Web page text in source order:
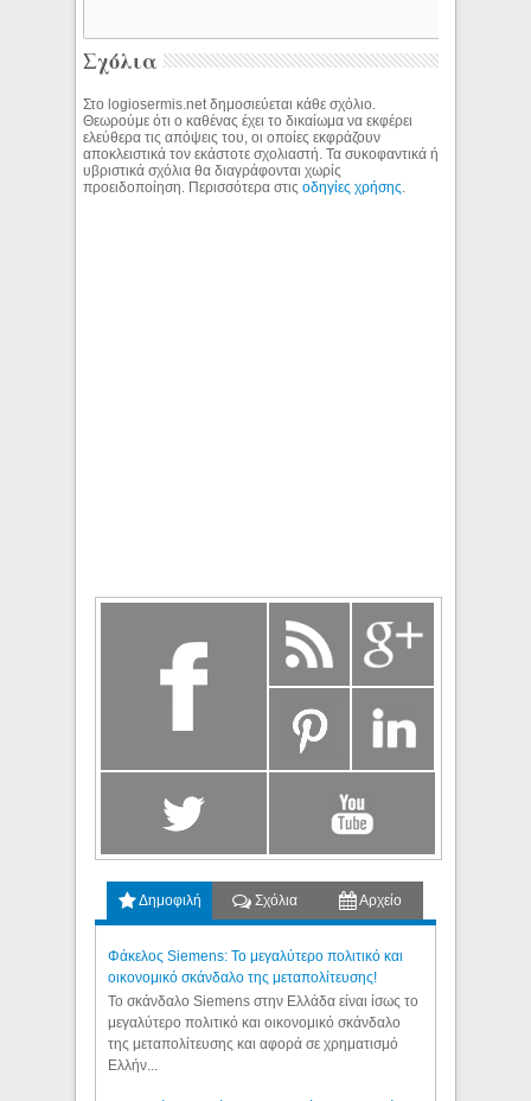
Σχόλια
Στο logiosermis.net δημοσιεύεται κάθε σχόλιο.
Θεωρούμε ότι ο καθένας έχει το δικαίωμα να εκφέρει
ελεύθερα τις απόψεις του, οι οποίες εκφράζουν
αποκλειστικά τον εκάστοτε σχολιαστή. Τα συκοφαντικά ή
υβριστικά σχόλια θα διαγράφονται χωρίς
προειδοποίηση. Περισσότερα στιςοδηγίες χρήσης.
Δημοφιλή Σχόλια Αρχείο
Φάκελος Siemens: Το μεγαλύτερο πολιτικό και
οικονομικό σκάνδαλο της μεταπολίτευσης!
Το σκάνδαλο Siemens στην Ελλάδα είναι ίσως το
μεγαλύτερο πολιτικό και οικονομικό σκάνδαλο
της μεταπολίτευσης και αφορά σε χρηματισμό
Ελλήν...